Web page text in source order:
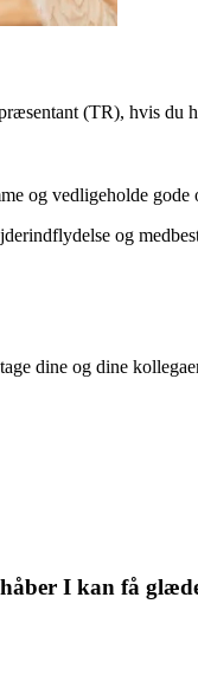
(TR), hvis
og vedligeholde
og
dine og dine
I kan få